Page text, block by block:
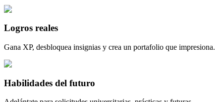
Logros reales
Gana XP, desbloquea insignias y crea un portafolio que impresiona.
Habilidades del futuro